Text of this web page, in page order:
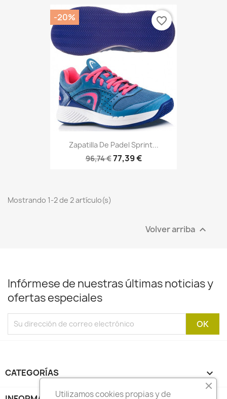
Zapatilla De Padel Sprint...
96,74 €77,39 €
-20% favorite_border
Mostrando 1-2 de 2 artículo(s)
Volver arriba 
Infórmese de nuestras últimas noticias y
ofertas especiales
CATEGORÍAS 
Utilizamos cookies propias y de